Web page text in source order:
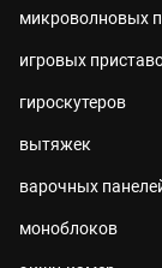
микроволновых
игровых
гироскутеров
вытяжек
варочных
моноблоков